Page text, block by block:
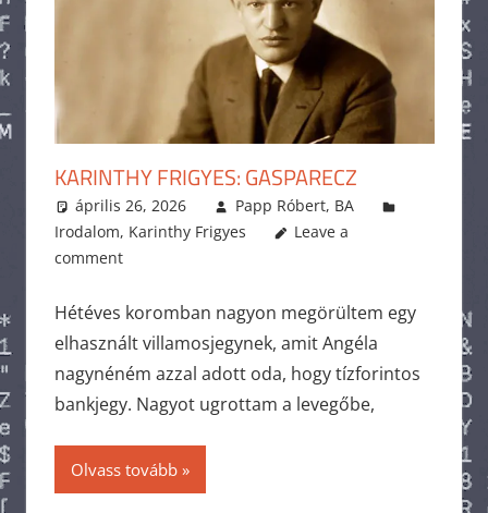
KARINTHY FRIGYES: GASPARECZ
április 26, 2026
Papp Róbert, BA
Irodalom, Karinthy Frigyes
Leave a
comment
Hétéves koromban nagyon megörültem egy
elhasznált villamosjegynek, amit Angéla
nagynéném azzal adott oda, hogy tízforintos
bankjegy. Nagyot ugrottam a levegőbe,
Olvass tovább